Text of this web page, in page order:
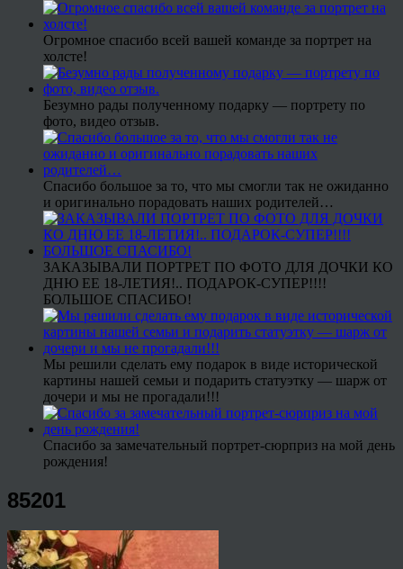
Огромное спасибо всей вашей команде за портрет на
холсте!
Безумно рады полученному подарку — портрету по
фото, видео отзыв.
Спасибо большое за то, что мы смогли так не ожиданно
и оригинально порадовать наших родителей…
ЗАКАЗЫВАЛИ ПОРТРЕТ ПО ФОТО ДЛЯ ДОЧКИ КО
ДНЮ ЕЕ 18-ЛЕТИЯ!.. ПОДАРОК-СУПЕР!!!!
БОЛЬШОЕ СПАСИБО!
Мы решили сделать ему подарок в виде исторической
картины нашей семьи и подарить статуэтку — шарж от
дочери и мы не прогадали!!!
Спасибо за замечательный портрет-сюрприз на мой день
рождения!
85201